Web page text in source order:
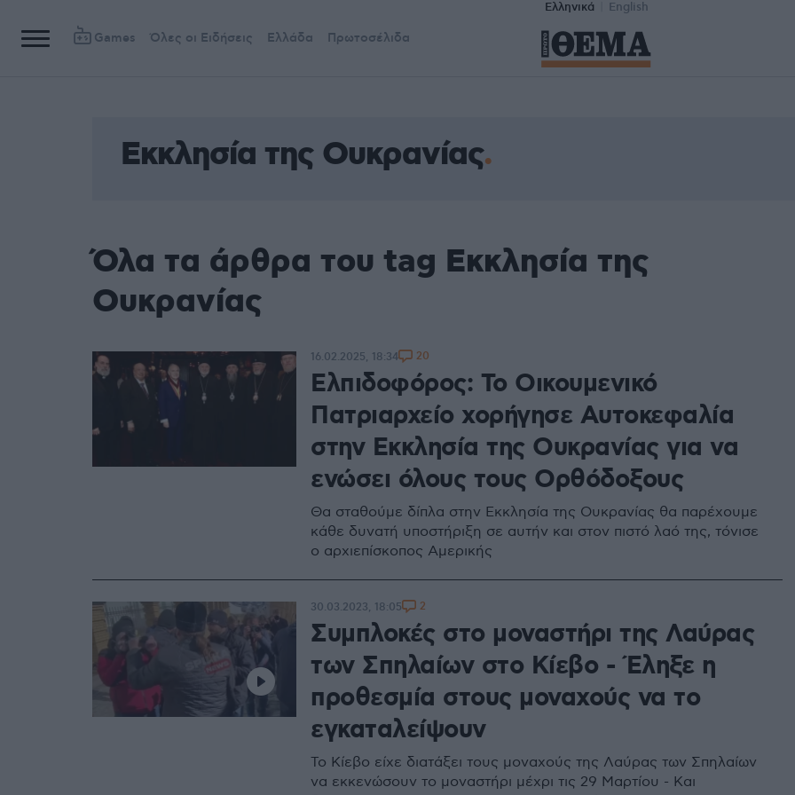
Ελληνικά English
Games Όλες οι Ειδήσεις Ελλάδα Πρωτοσέλιδα
Εκκλησία της Ουκρανίας
Όλα τα άρθρα του tag Εκκλησία της
Ουκρανίας
Ελπιδοφόρος: Το Οικουμενικό
Πατριαρχείο χορήγησε Αυτοκεφαλία
στην Εκκλησία της Ουκρανίας για να
ενώσει όλους τους Oρθόδοξους
Θα σταθούμε δίπλα στην Εκκλησία της Ουκρανίας θα παρέχουμε
κάθε δυνατή υποστήριξη σε αυτήν και στον πιστό λαό της, τόνισε
ο αρχιεπίσκοπος Αμερικής
16.02.2025, 18:34 20
Συμπλοκές στο μοναστήρι της Λαύρας
των Σπηλαίων στο Κίεβο - Έληξε η
προθεσμία στους μοναχούς να το
εγκαταλείψουν
Το Κίεβο είχε διατάξει τους μοναχούς της Λαύρας των Σπηλαίων
να εκκενώσουν το μοναστήρι μέχρι τις 29 Μαρτίου - Και
30.03.2023, 18:05 2